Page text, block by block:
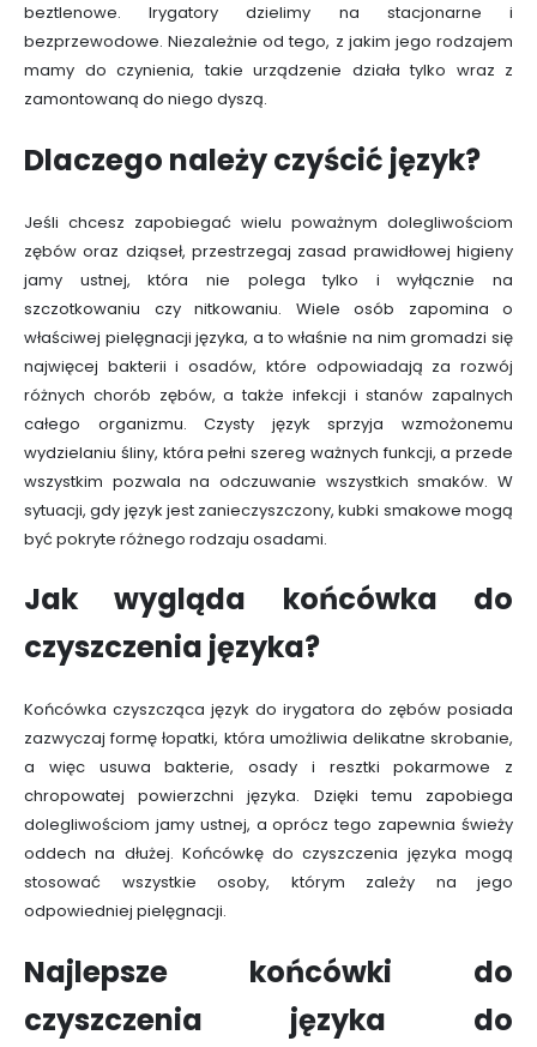
beztlenowe. Irygatory dzielimy na stacjonarne i
bezprzewodowe. Niezależnie od tego, z jakim jego rodzajem
mamy do czynienia, takie urządzenie działa tylko wraz z
zamontowaną do niego dyszą.
Dlaczego należy czyścić język?
Jeśli chcesz zapobiegać wielu poważnym dolegliwościom
zębów oraz dziąseł, przestrzegaj zasad prawidłowej higieny
jamy ustnej, która nie polega tylko i wyłącznie na
szczotkowaniu czy nitkowaniu. Wiele osób zapomina o
właściwej pielęgnacji języka, a to właśnie na nim gromadzi się
najwięcej bakterii i osadów, które odpowiadają za rozwój
różnych chorób zębów, a także infekcji i stanów zapalnych
całego organizmu. Czysty język sprzyja wzmożonemu
wydzielaniu śliny, która pełni szereg ważnych funkcji, a przede
wszystkim pozwala na odczuwanie wszystkich smaków. W
sytuacji, gdy język jest zanieczyszczony, kubki smakowe mogą
być pokryte różnego rodzaju osadami.
Jak wygląda końcówka do
czyszczenia języka?
Końcówka czyszcząca język do irygatora do zębów posiada
zazwyczaj formę łopatki, która umożliwia delikatne skrobanie,
a więc usuwa bakterie, osady i resztki pokarmowe z
chropowatej powierzchni języka. Dzięki temu zapobiega
dolegliwościom jamy ustnej, a oprócz tego zapewnia świeży
oddech na dłużej. Końcówkę do czyszczenia języka mogą
stosować wszystkie osoby, którym zależy na jego
odpowiedniej pielęgnacji.
Najlepsze końcówki do
czyszczenia języka do